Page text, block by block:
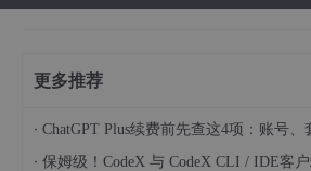
AI能否给出好的设计？能否替代包括架
“只懂业务就能开发软件”在当前阶段仍
因为软件开发不仅包含功能性需求，还
更多推荐
· ChatGPT Plus续费前先查这4项：账号、套
· 保姆级！CodeX 与 CodeX CLI / IDE客户端安装